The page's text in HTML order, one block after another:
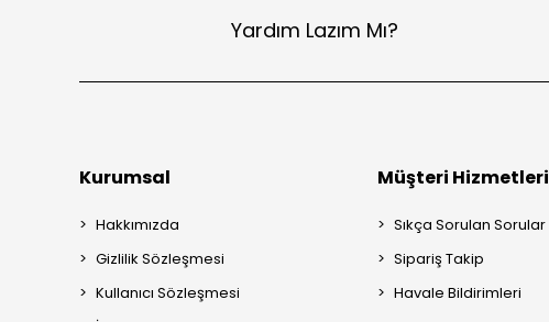
Yardım Lazım Mı?
Kurumsal
Hakkımızda
Gizlilik Sözleşmesi
Kullanıcı Sözleşmesi
Müşteri Hizmetleri
Sıkça Sorulan Sorular
Sipariş Takip
Havale Bildirimleri